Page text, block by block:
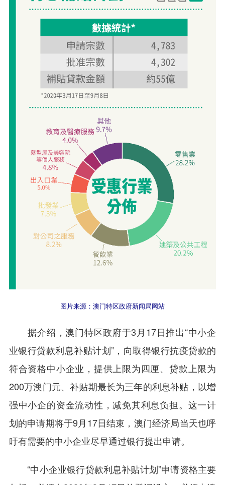
图片来源：澳门特区政府新闻局网站
据介绍，澳门特区政府于3月17日推出“中小企
业银行贷款利息补贴计划”，向取得银行抗疫贷款的
符合资格中小企业，提供上限为四厘、贷款上限为
200万澳门元、补贴期最长为三年的利息补贴，以增
强中小企的资金流动性，减免其利息负担。这一计
划的申请期将于9月17日结束，澳门经济局当天也呼
吁有需要的中小企业尽早通过银行提出申请。
“中小企业银行贷款利息补贴计划”申请资格主要